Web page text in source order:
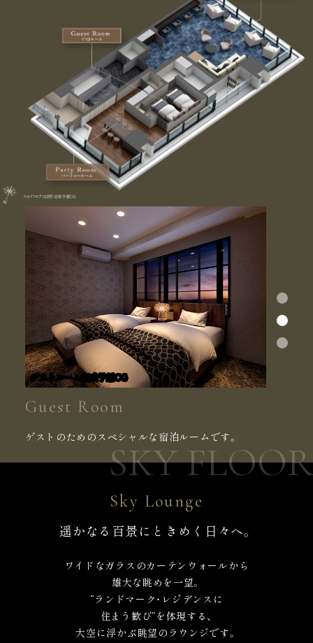
ゲストルーム完成予想CG
Guest Room
ゲストのためのスペシャルな宿泊ルームです。
パーティールーム完成予想CG
Party Room
家族や友人とのパーティー等に利用できます。
Sky Lounge
遥かなる百景にときめく日々へ。
ワイドなガラスのカーテンウォールから
雄大な眺めを一望。
“ランドマーク・レジデンスに
住まう歓び”を体現する、
大空に浮かぶ眺望のラウンジです。